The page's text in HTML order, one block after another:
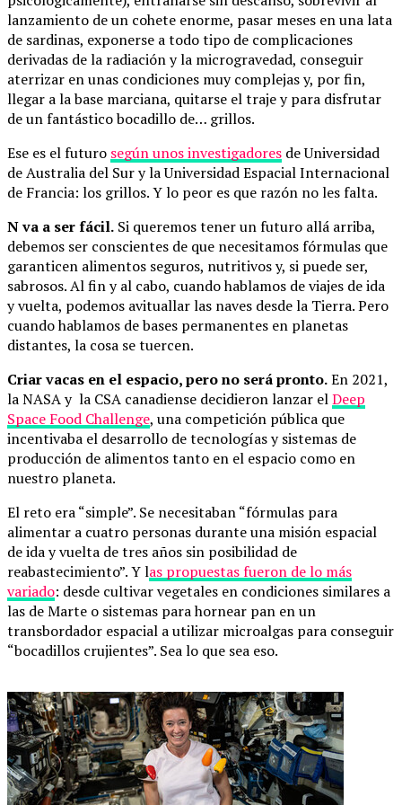
lanzamiento de un cohete enorme, pasar meses en una lata
de sardinas, exponerse a todo tipo de complicaciones
derivadas de la radiación y la microgravedad, conseguir
aterrizar en unas condiciones muy complejas y, por fin,
llegar a la base marciana, quitarse el traje y para disfrutar
de un fantástico bocadillo de… grillos.
Ese es el futuro según unos investigadores de Universidad
de Australia del Sur y la Universidad Espacial Internacional
de Francia: los grillos. Y lo peor es que razón no les falta.
N va a ser fácil. Si queremos tener un futuro allá arriba,
debemos ser conscientes de que necesitamos fórmulas que
garanticen alimentos seguros, nutritivos y, si puede ser,
sabrosos. Al fin y al cabo, cuando hablamos de viajes de ida
y vuelta, podemos avituallar las naves desde la Tierra. Pero
cuando hablamos de bases permanentes en planetas
distantes, la cosa se tuercen.
Criar vacas en el espacio, pero no será pronto.En 2021,
la NASA y la CSA canadiense decidieron lanzar elDeep
Space Food Challenge, una competición pública que
incentivaba el desarrollo de tecnologías y sistemas de
producción de alimentos tanto en el espacio como en
nuestro planeta.
El reto era “simple”. Se necesitaban “fórmulas para
alimentar a cuatro personas durante una misión espacial
de ida y vuelta de tres años sin posibilidad de
reabastecimiento”. Y las propuestas fueron de lo más
variado: desde cultivar vegetales en condiciones similares a
las de Marte o sistemas para hornear pan en un
transbordador espacial a utilizar microalgas para conseguir
“bocadillos crujientes”. Sea lo que sea eso.